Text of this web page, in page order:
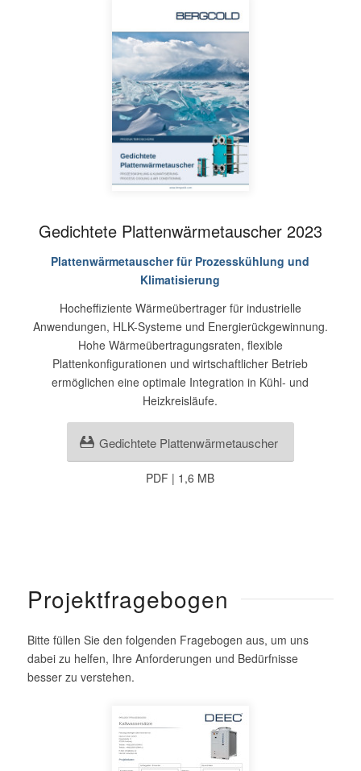
Gedichtete Plattenwärmetauscher 2023
Plattenwärmetauscher für Prozesskühlung und
Klimatisierung
Hocheffiziente Wärmeübertrager für industrielle
Anwendungen, HLK-Systeme und Energierückgewinnung.
Hohe Wärmeübertragungsraten, flexible
Plattenkonfigurationen und wirtschaftlicher Betrieb
ermöglichen eine optimale Integration in Kühl- und
Heizkreisläufe.
Gedichtete Plattenwärmetauscher
PDF | 1,6 MB
Projektfragebogen
Bitte füllen Sie den folgenden Fragebogen aus, um uns
dabei zu helfen, Ihre Anforderungen und Bedürfnisse
besser zu verstehen.